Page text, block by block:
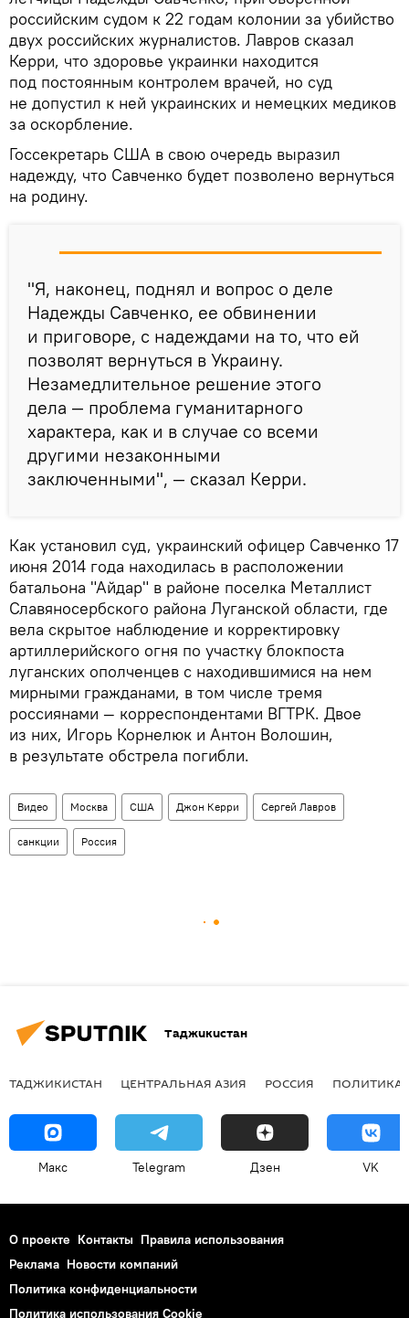
российским судом к 22 годам колонии за убийство
двух российских журналистов. Лавров сказал
Керри, что здоровье украинки находится
под постоянным контролем врачей, но суд
не допустил к ней украинских и немецких медиков
за оскорбление.
Госсекретарь США в свою очередь выразил
надежду, что Савченко будет позволено вернуться
на родину.
"Я, наконец, поднял и вопрос о деле
Надежды Савченко, ее обвинении
и приговоре, с надеждами на то, что ей
позволят вернуться в Украину.
Незамедлительное решение этого
дела — проблема гуманитарного
характера, как и в случае со всеми
другими незаконными
заключенными", — сказал Керри.
Как установил суд, украинский офицер Савченко 17
июня 2014 года находилась в расположении
батальона "Айдар" в районе поселка Металлист
Славяносербского района Луганской области, где
вела скрытое наблюдение и корректировку
артиллерийского огня по участку блокпоста
луганских ополченцев с находившимися на нем
мирными гражданами, в том числе тремя
россиянами — корреспондентами ВГТРК. Двое
из них, Игорь Корнелюк и Антон Волошин,
в результате обстрела погибли.
Видео Москва США Джон Керри Сергей Лавров
санкции Россия
Таджикистан
ТАДЖИКИСТАН ЦЕНТРАЛЬНАЯ АЗИЯ РОССИЯ ПОЛИТИКА
Макс Telegram Дзен VK
О проекте Контакты Правила использования
Реклама Новости компаний
Политика конфиденциальности
Политика использования Cookie